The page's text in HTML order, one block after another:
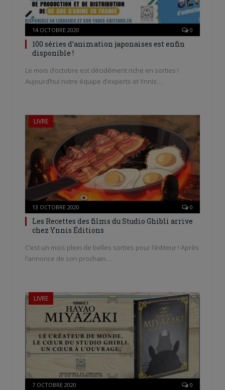
14 OCTOBRE 2020 0
100 séries d’animation japonaises est enfin
disponible !
Le mois d’octobre est décidément riche en sorties !
Aujourd’hui notre équipe d’experts et Ynnis…
LIVRE
13 OCTOBRE 2020 0
Les Recettes des films du Studio Ghibli arrive
chez Ynnis Éditions
C’est un mois plein de belles sorties pour l’éditeur ! Après
l’annonce de son prochain…
LIVRE
7 OCTOBRE 2020 0